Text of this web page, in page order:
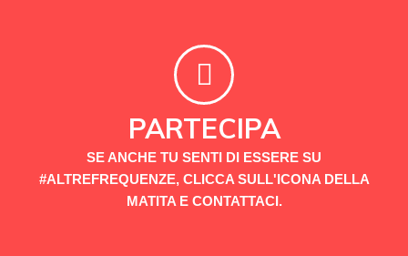
PARTECIPA
SE ANCHE TU SENTI DI ESSERE SU
#ALTREFREQUENZE, CLICCA SULL'ICONA DELLA
MATITA E CONTATTACI.